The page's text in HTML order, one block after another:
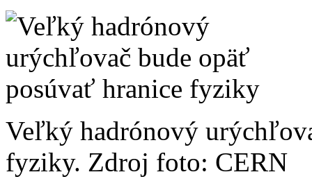
Veľký hadrónový
fyziky. Zdroj foto: CERN